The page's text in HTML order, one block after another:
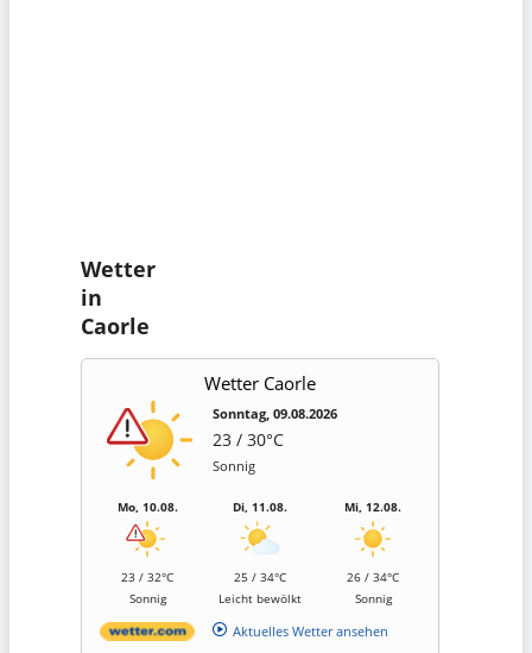
Wetter
in
Caorle
Wetter Caorle
Sonntag, 09.08.2026
23 / 30°C
Sonnig
Mo, 10.08.
23 / 32°C
Sonnig
Di, 11.08.
25 / 34°C
Leicht bewölkt
Mi, 12.08.
26 / 34°C
Sonnig
Aktuelles Wetter ansehen